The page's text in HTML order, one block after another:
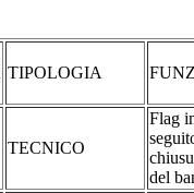
TIPOLOGIA
TECNICO
Flag
del